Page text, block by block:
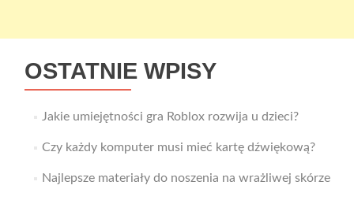
OSTATNIE WPISY
Jakie umiejętności gra Roblox rozwija u dzieci?
Czy każdy komputer musi mieć kartę dźwiękową?
Najlepsze materiały do noszenia na wrażliwej skórze